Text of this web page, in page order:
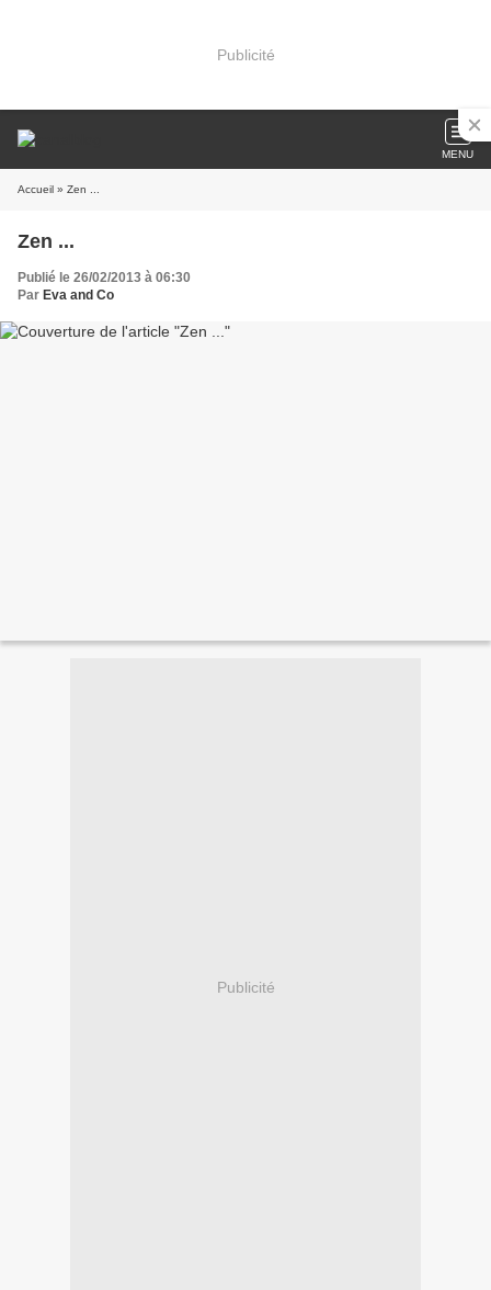
Publicité
MENU
Accueil » Zen ...
Zen ...
Publié le 26/02/2013 à 06:30
Par Eva and Co
Publicité